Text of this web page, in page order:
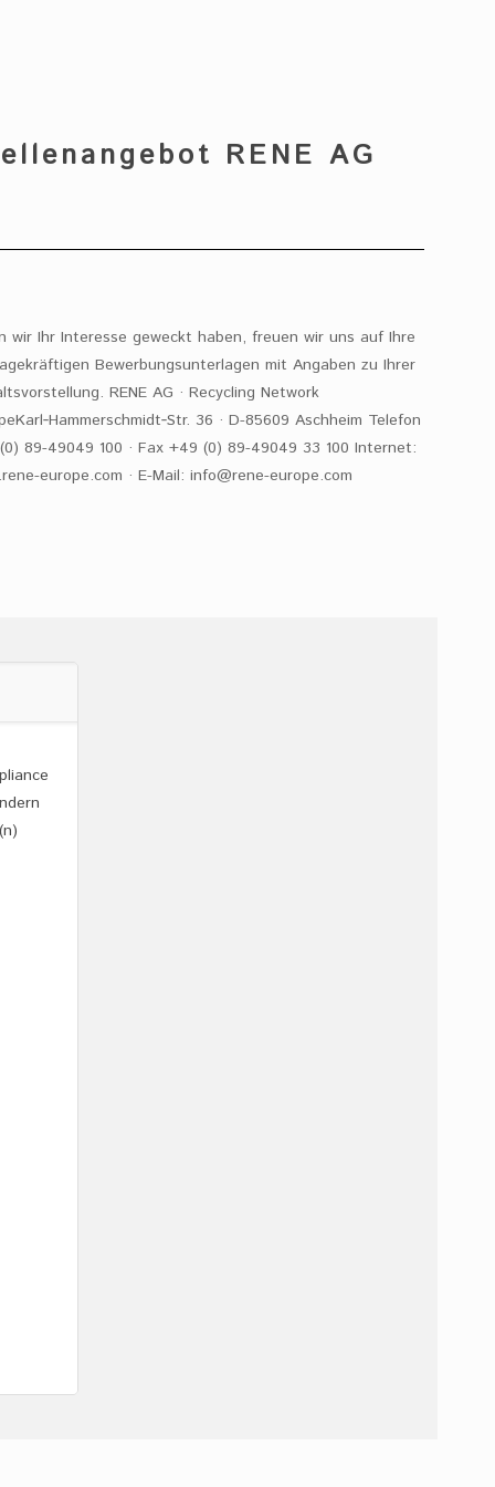
RENE AG
wir Ihr Interesse geweckt haben, freuen wir uns auf Ihre
Bewerbungsunterlagen mit Angaben zu Ihrer
RENE AG · Recycling Network
36 · D-85609 Aschheim Telefon
89-49049 100 · Fax +49 (0) 89-49049 33 100 Internet:
europe.com · E-Mail: info@rene-europe.com